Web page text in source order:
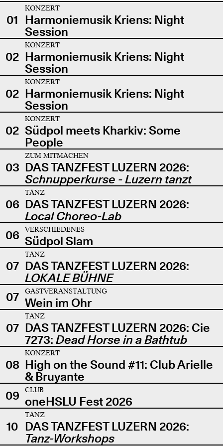
01
KONZERT
Harmoniemusik Kriens: Night
Session
02
KONZERT
Harmoniemusik Kriens: Night
Session
02
KONZERT
Harmoniemusik Kriens: Night
Session
02
KONZERT
Südpol meets Kharkiv: Some
People
03
ZUM MITMACHEN
DAS TANZFEST LUZERN 2026:
Schnupperkurse - Luzern tanzt
06
TANZ
DAS TANZFEST LUZERN 2026:
Local Choreo-Lab
06
VERSCHIEDENES
Südpol Slam
07
TANZ
DAS TANZFEST LUZERN 2026:
LOKALE BÜHNE
07
GASTVERANSTALTUNG
Wein im Ohr
07
TANZ
DAS TANZFEST LUZERN 2026: Cie
7273: Dead Horse in a Bathtub
08
KONZERT
High on the Sound #11: Club Arielle
& Bruyante
09
CLUB
oneHSLU Fest 2026
10
TANZ
DAS TANZFEST LUZERN 2026:
Tanz-Workshops